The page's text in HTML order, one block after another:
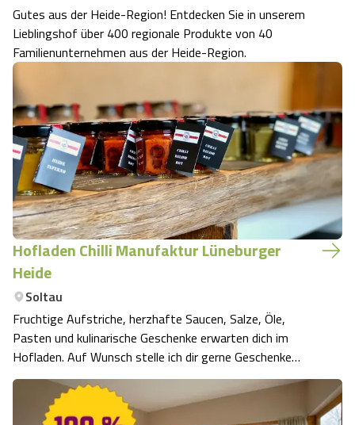
Gutes aus der Heide-Region! Entdecken Sie in unserem
Lieblingshof über 400 regionale Produkte von 40
Familienunternehmen aus der Heide-Region.
Hofladen Chilli Manufaktur Lüneburger
Heide
Soltau
Fruchtige Aufstriche, herzhafte Saucen, Salze, Öle,
Pasten und kulinarische Geschenke erwarten dich im
Hofladen. Auf Wunsch stelle ich dir gerne Geschenke
zusammen und verpacke sie dir. Außerdem habe ich eine
große Auswahl an Gastgeschenken für unterschiedliche
Anlässe für dich im Programm, lass di…